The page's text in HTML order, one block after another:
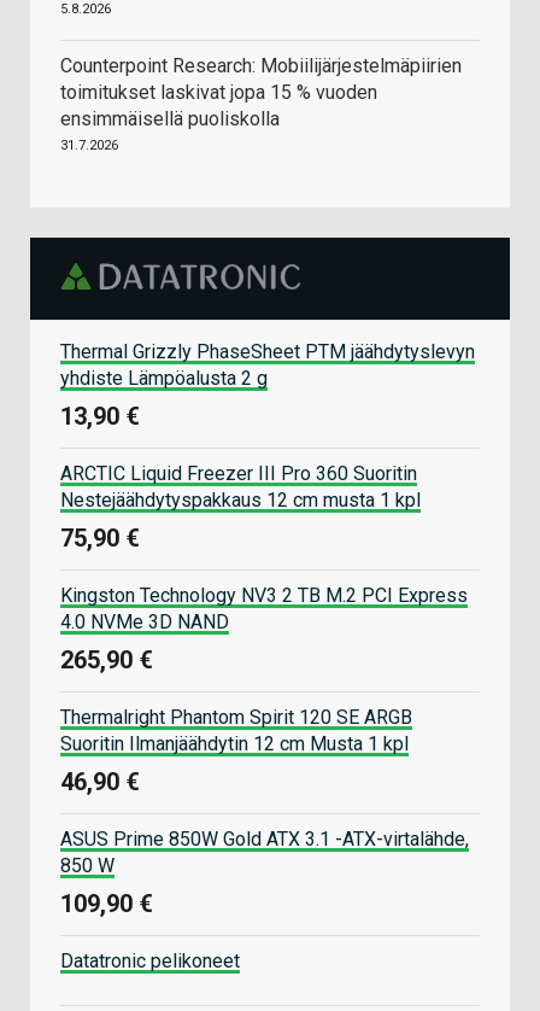
5.8.2026
Counterpoint Research: Mobiilijärjestelmäpiirien
toimitukset laskivat jopa 15 % vuoden
ensimmäisellä puoliskolla
31.7.2026
Thermal Grizzly PhaseSheet PTM jäähdytyslevyn
yhdiste Lämpöalusta 2 g
13,90 €
ARCTIC Liquid Freezer III Pro 360 Suoritin
Nestejäähdytyspakkaus 12 cm musta 1 kpl
75,90 €
Kingston Technology NV3 2 TB M.2 PCI Express
4.0 NVMe 3D NAND
265,90 €
Thermalright Phantom Spirit 120 SE ARGB
Suoritin Ilmanjäähdytin 12 cm Musta 1 kpl
46,90 €
ASUS Prime 850W Gold ATX 3.1 -ATX-virtalähde,
850 W
109,90 €
Datatronic pelikoneet